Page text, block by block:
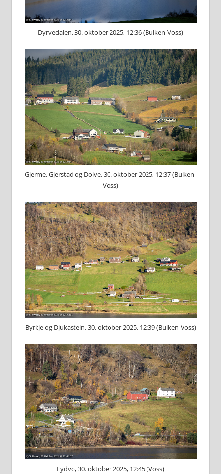
Dyrvedalen, 30. oktober 2025, 12:36 (Bulken-Voss)
Gjerme, Gjerstad og Dolve, 30. oktober 2025, 12:37 (Bulken-
Voss)
Byrkje og Djukastein, 30. oktober 2025, 12:39 (Bulken-Voss)
Lydvo, 30. oktober 2025, 12:45 (Voss)